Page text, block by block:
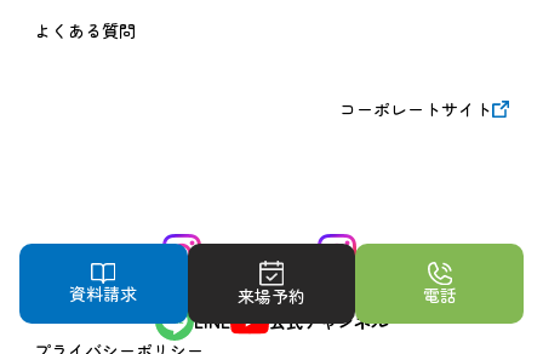
よくある質問
コーポレートサイト
オフィシャル PR
LINE
公式チャンネル
資料請求 来場予約 電話